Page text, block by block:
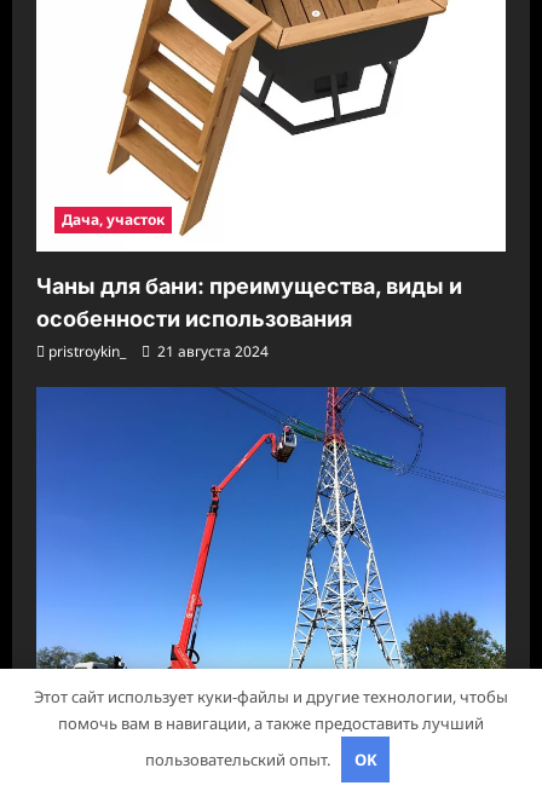
Дача, участок
Чаны для бани: преимущества, виды и
особенности использования
pristroykin_ 21 августа 2024
Бизнес советник
Стойки опор ЛЭП
Этот сайт использует куки-файлы и другие технологии, чтобы
помочь вам в навигации, а также предоставить лучший
пользовательский опыт.
OK